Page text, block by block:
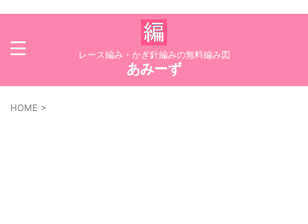
レース編み・かぎ針編みの無料編み図
あみーず
HOME >